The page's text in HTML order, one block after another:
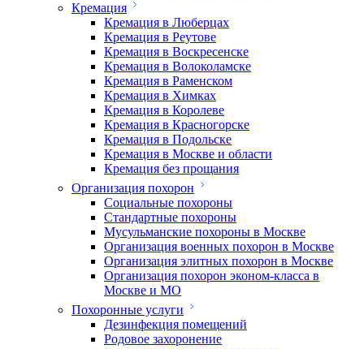
Кремация
Кремация в Люберцах
Кремация в Реутове
Кремация в Воскресенске
Кремация в Волоколамске
Кремация в Раменском
Кремация в Химках
Кремация в Королеве
Кремация в Красногорске
Кремация в Подольске
Кремация в Москве и области
Кремация без прощания
Организация похорон
Социальные похороны
Стандартные похороны
Мусульманские похороны в Москве
Организация военных похорон в Москве
Организация элитных похорон в Москве
Организация похорон эконом-класса в
Москве и МО
Похоронные услуги
Дезинфекция помещений
Родовое захоронение